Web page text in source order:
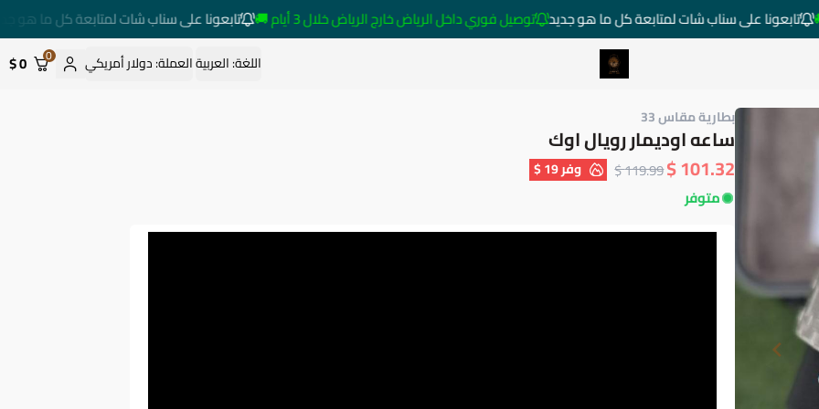
تابعونا على سناب شات لمتابعة كل ما هو جديد توصيل فوري داخل الرياض خارج الرياض خلال 3 أيام 🚚 تابعونا على سناب شات لمتابعة كل ما هو جديد
متجر ساعات رومانس اللغة:العربيةالعملة:دولار أمريكي 0
0 $
بطارية مقاس 33
ساعه اوديمار رويال اوك
101.32 $
119.99 $ وفر19 $
متوفر